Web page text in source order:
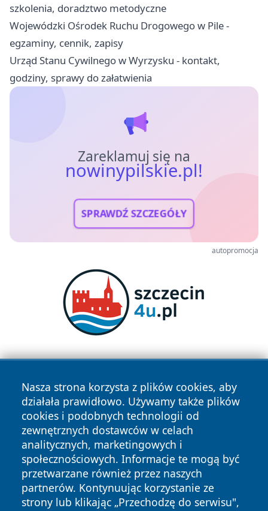
szkolenia, doradztwo metodyczne
Wojewódzki Ośrodek Ruchu Drogowego w Pile -
egzaminy, cennik, zapisy
Urząd Stanu Cywilnego w Wyrzysku - kontakt,
godziny, sprawy do załatwienia
Zareklamuj się na
nowinypilskie.pl!
SPRAWDŹ SZCZEGÓŁY
autopromocja
Nasza strona korzysta z plików cookies, aby
działała prawidłowo. Używamy także plików
cookies i podobnych technologii od
zewnętrznych dostawców w celach
analitycznych, marketingowych i
społecznościowych. Informacje te mogą być
przetwarzane również przez naszych
partnerów. Kontynuując korzystanie ze
strony lub klikając „Przechodzę do serwisu",
Copyright © 2026 nowinypilskie.pl Wszystkie prawa
zastrzeżone.
News Autorzy
Polityka
Prywatności
Polityka
Cookies